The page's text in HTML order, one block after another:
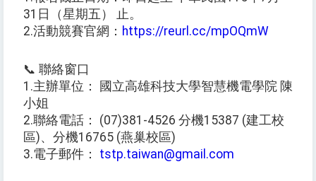
31日（星期五） 止。
2.活動競賽官網： https://reurl.cc/mpOQmW
📞 聯絡窗口
1.主辦單位： 國立高雄科技大學智慧機電學院 陳
小姐
2.聯絡電話： (07)381-4526 分機15387 (建工校
區)、分機16765 (燕巢校區)
3.電子郵件： tstp.taiwan@gmail.com